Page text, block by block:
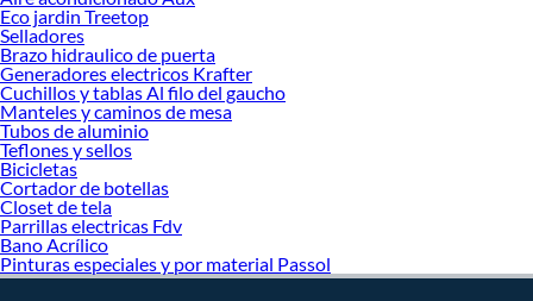
Eco jardin Treetop
Selladores
Brazo hidraulico de puerta
Generadores electricos Krafter
Cuchillos y tablas Al filo del gaucho
Manteles y caminos de mesa
Tubos de aluminio
Teflones y sellos
Bicicletas
Cortador de botellas
Closet de tela
Parrillas electricas Fdv
Bano Acrílico
Pinturas especiales y por material Passol